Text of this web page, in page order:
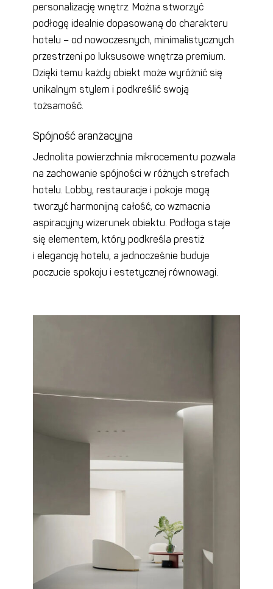
personalizację wnętrz. Można stworzyć
podłogę idealnie dopasowaną do charakteru
hotelu – od nowoczesnych, minimalistycznych
przestrzeni po luksusowe wnętrza premium.
Dzięki temu każdy obiekt może wyróżnić się
unikalnym stylem i podkreślić swoją
tożsamość.
Spójność aranżacyjna
Jednolita powierzchnia mikrocementu pozwala
na zachowanie spójności w różnych strefach
hotelu. Lobby, restauracje i pokoje mogą
tworzyć harmonijną całość, co wzmacnia
aspiracyjny wizerunek obiektu. Podłoga staje
się elementem, który podkreśla prestiż
i elegancję hotelu, a jednocześnie buduje
poczucie spokoju i estetycznej równowagi.